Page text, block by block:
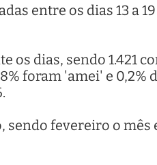
entre os dias 13 a
os dias, sendo 1.421
foram 'amei' e 0,2%
fevereiro o mês